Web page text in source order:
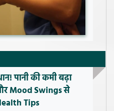
पानी की कमी बढ़ा
Mood Swings से
Tips